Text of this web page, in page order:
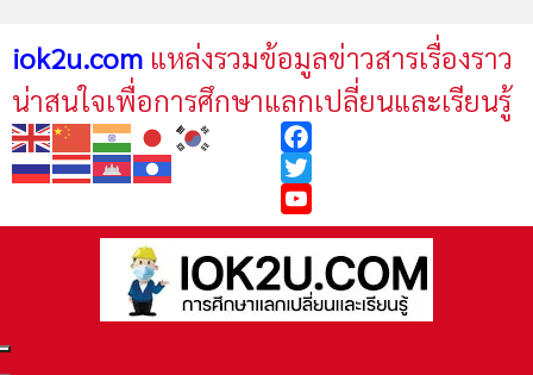
iok2u.com แหล่งรวมข้อมูลข่าวสารเรื่องราว
น่าสนใจเพื่อการศึกษาแลกเปลี่ยนและเรียนรู้
Facebook
Twitter
YouTube